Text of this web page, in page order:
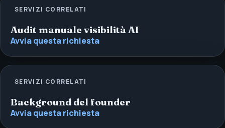
SERVIZI CORRELATI
Audit manuale visibilità AI
Avvia questa richiesta
SERVIZI CORRELATI
Background del founder
Avvia questa richiesta